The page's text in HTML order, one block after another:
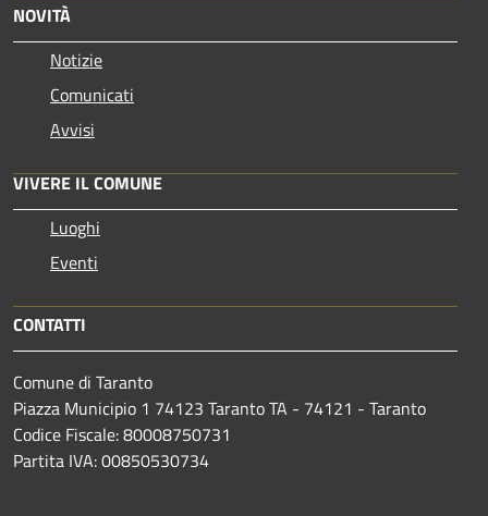
NOVITÀ
Notizie
Comunicati
Avvisi
VIVERE IL COMUNE
Luoghi
Eventi
CONTATTI
Comune di Taranto
Piazza Municipio 1 74123 Taranto TA - 74121 - Taranto
Codice Fiscale: 80008750731
Partita IVA: 00850530734